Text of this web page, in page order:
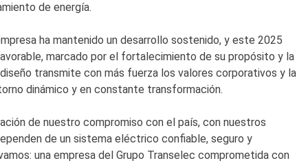
de energía.
ha mantenido un desarrollo sostenido, y este 2025
marcado por el fortalecimiento de su propósito y la
transmite con más fuerza los valores corporativos y la
dinámico y en constante transformación.
de nuestro compromiso con el país, con nuestros
de un sistema eléctrico confiable, seguro y
una empresa del Grupo Transelec comprometida con